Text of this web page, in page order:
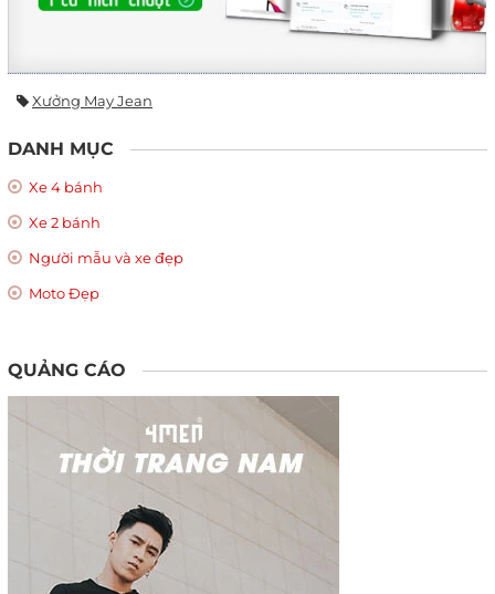
Xưởng May Jean
DANH MỤC
Xe 4 bánh
Xe 2 bánh
Người mẫu và xe đẹp
Moto Đẹp
QUẢNG CÁO